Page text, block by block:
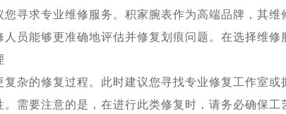
求专业维修服务。积家腕表作为高端品牌，其维
员能够更准确地评估并修复划痕问题。在选择维
的修复过程。此时建议您寻找专业修复工作室或
需要注意的是，在进行此类修复时，请务必确保